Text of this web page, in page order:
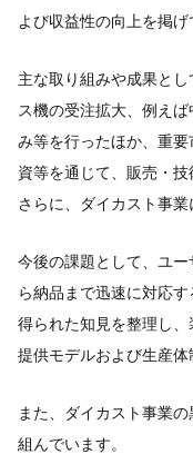
よび収益性の向上を掲げ
主な取り組みや成果と
ス機の受注拡大、例え
み等を行ったほか、重
資等を通じて、販売・技
さらに、ダイカスト事業
今後の課題として、ユ
ら納品まで迅速に対応
得られた知見を整理し
提供モデルおよび生産体
また、ダイカスト事業
組んでいます。